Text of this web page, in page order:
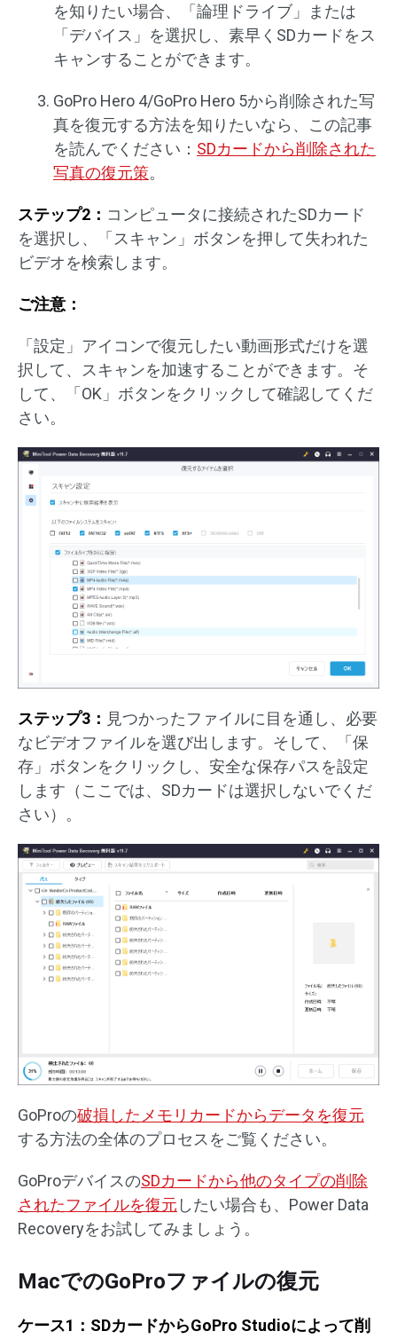
を知りたい場合、「論理ドライブ」または
「デバイス」を選択し、素早くSDカードをス
キャンすることができます。
GoPro Hero 4/GoPro Hero 5から削除された写
真を復元する方法を知りたいなら、この記事
を読んでください： SDカードから削除された
写真の復元策。
ステップ2： コンピュータに接続されたSDカード
を選択し、「スキャン」ボタンを押して失われた
ビデオを検索します。
ご注意：
「設定」アイコンで復元したい動画形式だけを選
択して、スキャンを加速することができます。そ
して、「OK」ボタンをクリックして確認してくだ
さい。
ステップ3： 見つかったファイルに目を通し、必要
なビデオファイルを選び出します。そして、「保
存」ボタンをクリックし、安全な保存パスを設定
します（ここでは、SDカードは選択しないでくだ
さい）。
GoProの破損したメモリカードからデータを復元
する方法の全体のプロセスをご覧ください。
GoProデバイスのSDカードから他のタイプの削除
されたファイルを復元 したい場合も、Power Data
Recoveryをお試してみましょう。
MacでのGoProファイルの復元
ケース1：SDカードからGoPro Studioによって削